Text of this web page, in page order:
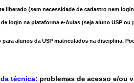
liberado (sem necessidade de cadastro nem
login na plataforma e-Aulas (seja aluno USP ou
para alunos da USP matriculados na disciplina.
técnica: problemas de acesso e/ou